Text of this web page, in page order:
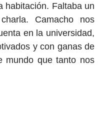
habitación. Faltaba un
Camacho nos
en la universidad,
y con ganas de
mundo que tanto nos